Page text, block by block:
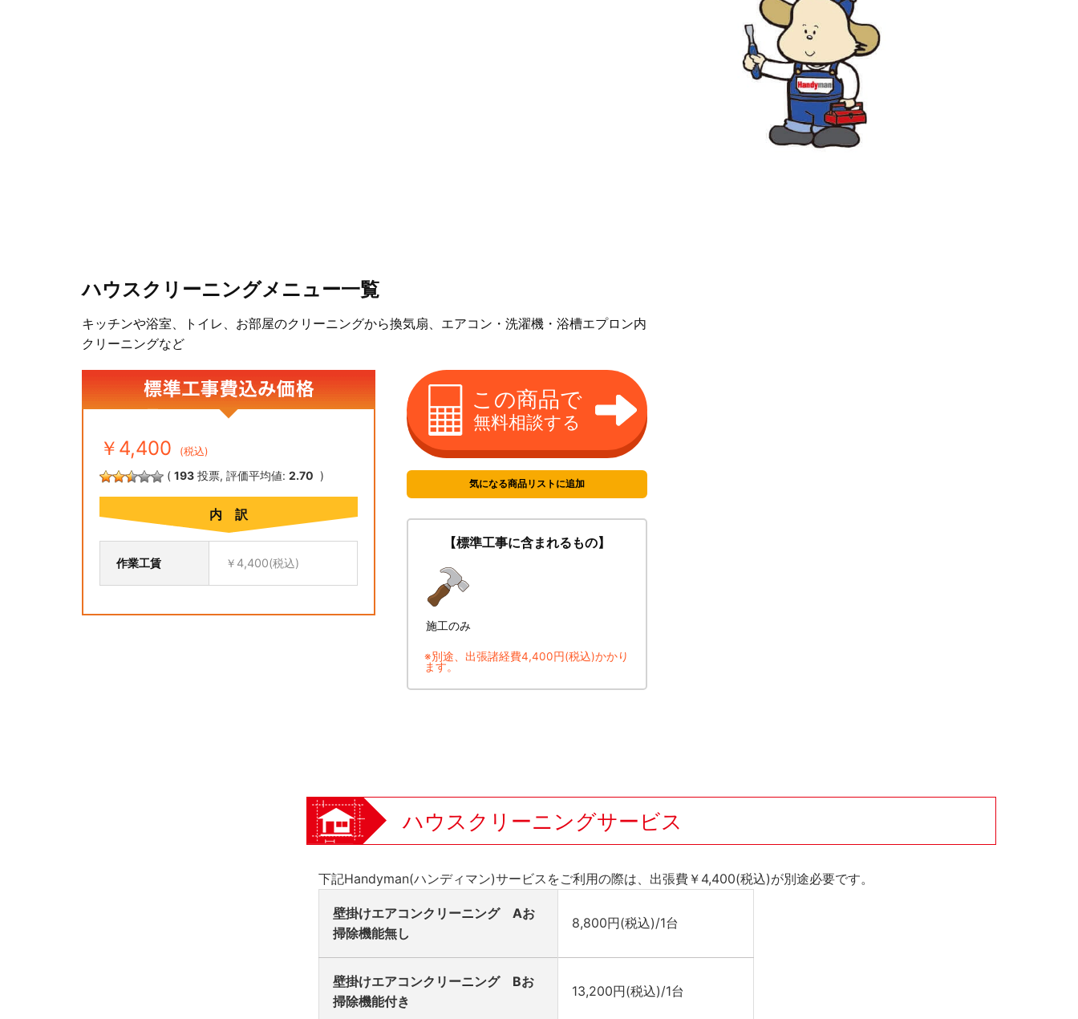
ハウスクリーニングメニュー一覧
キッチンや浴室、トイレ、お部屋のクリーニングから換気扇、エアコン・洗濯機・浴槽エプロン内
クリーニングなど
￥4,400 (税込)
( 193 投票, 評価平均値: 2.70 )
内 訳
作業工賃 ￥4,400(税込)
この商品で
無料相談する
気になる商品リストに追加
【標準工事に含まれるもの】
施工のみ
※別途、出張諸経費4,400円(税込)かかり
ます。
ハウスクリーニングサービス
下記Handyman(ハンディマン)サービスをご利用の際は、出張費￥4,400(税込)が別途必要です。
壁掛けエアコンクリーニング Aお
掃除機能無し
8,800円(税込)/1台
壁掛けエアコンクリーニング Bお
掃除機能付き
13,200円(税込)/1台